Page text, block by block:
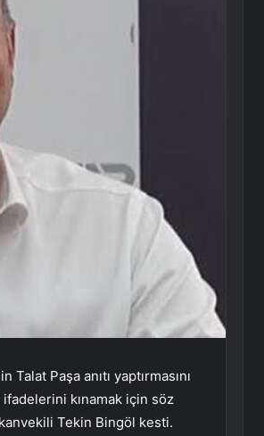
Paşa anıtı yaptırmasını
ifadelerini kınamak için söz
Tekin Bingöl kesti.